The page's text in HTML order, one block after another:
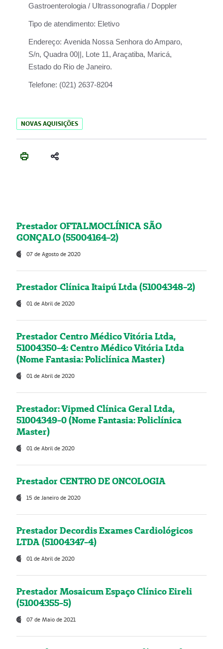
Gastroenterologia / Ultrassonografia / Doppler
Tipo de atendimento: Eletivo
Endereço: Avenida Nossa Senhora do Amparo,
S/n, Quadra 00||, Lote 11, Araçatiba, Maricá,
Estado do Rio de Janeiro.
Telefone: (021) 2637-8204
NOVAS AQUISIÇÕES
Prestador OFTALMOCLÍNICA SÃO
GONÇALO (55004164-2)
07 de Agosto de 2020
Prestador Clínica Itaipú Ltda (51004348-2)
01 de Abril de 2020
Prestador Centro Médico Vitória Ltda,
51004350-4: Centro Médico Vitória Ltda
(Nome Fantasia: Policlínica Master)
01 de Abril de 2020
Prestador: Vipmed Clínica Geral Ltda,
51004349-0 (Nome Fantasia: Policlínica
Master)
01 de Abril de 2020
Prestador CENTRO DE ONCOLOGIA
15 de Janeiro de 2020
Prestador Decordis Exames Cardiológicos
LTDA (51004347-4)
01 de Abril de 2020
Prestador Mosaicum Espaço Clínico Eireli
(51004355-5)
07 de Maio de 2021